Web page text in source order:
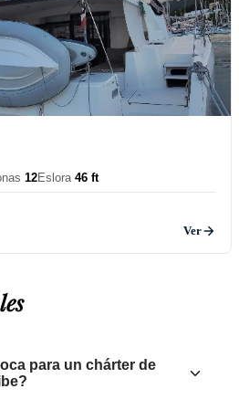
12Eslora 46 ft
Ver
para un chárter de